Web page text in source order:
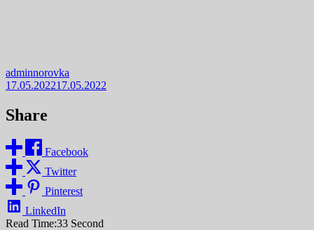
adminnorovka
17.05.202217.05.2022
Share
Facebook
Twitter
Pinterest
LinkedIn
Read Time:33 Second